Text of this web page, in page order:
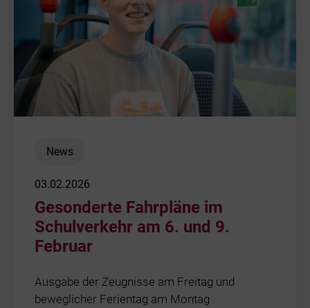
News
03.02.2026
Gesonderte Fahrpläne im
Schulverkehr am 6. und 9.
Februar
Ausgabe der Zeugnisse am Freitag und
beweglicher Ferientag am Montag